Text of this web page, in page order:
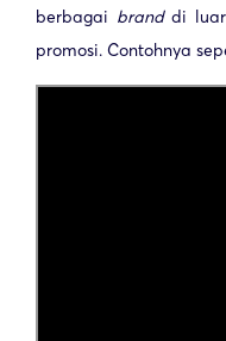
berbagai branddi luar
promosi. Contohnya